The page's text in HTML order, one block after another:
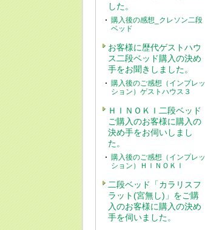
した。
購入後の感想_クレソン二段
ベッド
お客様に歴代ゲストハウ
ス二段ベッド購入の決め
手をお聞きしました。
購入後のご感想（インプレッ
ション）ゲストハウス３
ＨＩＮＯＫＩ二段ベッド
ご購入のお客様に購入の
決め手をお伺いしまし
た。
購入後のご感想（インプレッ
ション）ＨＩＮＯＫＩ
二段ベッド「カラリスフ
ラット(宮無し)」をご購
入のお客様に購入の決め
手を伺いました。